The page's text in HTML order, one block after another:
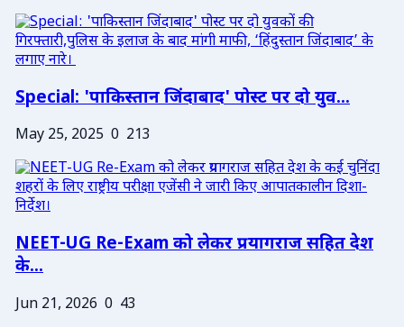
Special: 'पाकिस्तान जिंदाबाद' पोस्ट पर दो युव...
May 25, 2025 0 213
NEET-UG Re-Exam को लेकर प्रयागराज सहित देश
के...
Jun 21, 2026 0 43